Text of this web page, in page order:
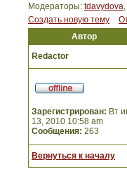
Модераторы: tdavydova,
Создать новую тему
Автор
Redactor
Зарегистрирован: Вт
13, 2010 10:58 am
Сообщения: 263
Вернуться к началу